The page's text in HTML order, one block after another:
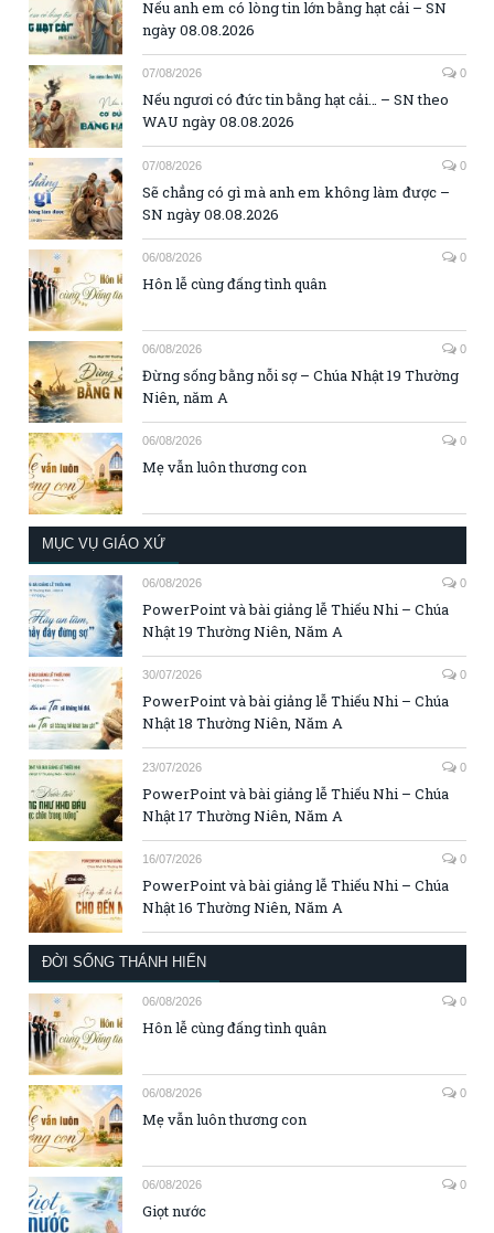
Nếu anh em có lòng tin lớn bằng hạt cải – SN
ngày 08.08.2026
07/08/2026 0
Nếu ngươi có đức tin bằng hạt cải… – SN theo
WAU ngày 08.08.2026
07/08/2026 0
Sẽ chẳng có gì mà anh em không làm được –
SN ngày 08.08.2026
06/08/2026 0
Hôn lễ cùng đấng tình quân
06/08/2026 0
Đừng sống bằng nỗi sợ – Chúa Nhật 19 Thường
Niên, năm A
06/08/2026 0
Mẹ vẫn luôn thương con
MỤC VỤ GIÁO XỨ
06/08/2026 0
PowerPoint và bài giảng lễ Thiếu Nhi – Chúa
Nhật 19 Thường Niên, Năm A
30/07/2026 0
PowerPoint và bài giảng lễ Thiếu Nhi – Chúa
Nhật 18 Thường Niên, Năm A
23/07/2026 0
PowerPoint và bài giảng lễ Thiếu Nhi – Chúa
Nhật 17 Thường Niên, Năm A
16/07/2026 0
PowerPoint và bài giảng lễ Thiếu Nhi – Chúa
Nhật 16 Thường Niên, Năm A
ĐỜI SỐNG THÁNH HIẾN
06/08/2026 0
Hôn lễ cùng đấng tình quân
06/08/2026 0
Mẹ vẫn luôn thương con
06/08/2026 0
Giọt nước